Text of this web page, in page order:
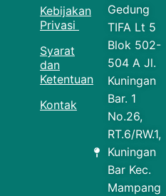
Kebijakan
Privasi
Syarat
dan
Ketentuan
Kontak
Gedung
TIFA Lt 5
Blok 502-
504 A Jl.
Kuningan
Bar. 1
No.26,
RT.6/RW.1,
Kuningan
Bar Kec.
Mampang